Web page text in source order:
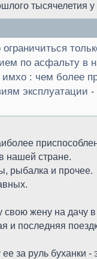
тысячелетия у
по асфальту в
: чем более
эксплуатации
нашей стране.
рыбалка и прочее.
свою жену на дачу в
и последняя
за руль буханки -